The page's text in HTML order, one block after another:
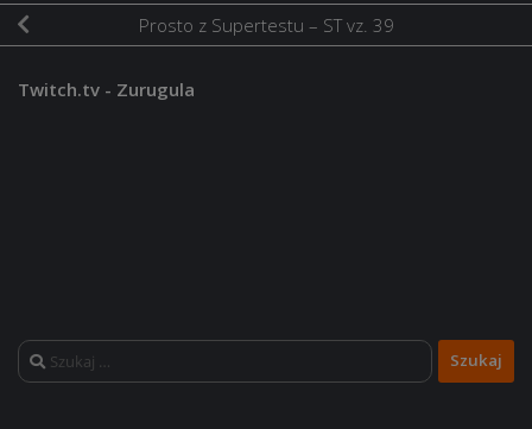
Prosto z Supertestu – ST vz. 39
Twitch.tv - Zurugula
Szukaj: